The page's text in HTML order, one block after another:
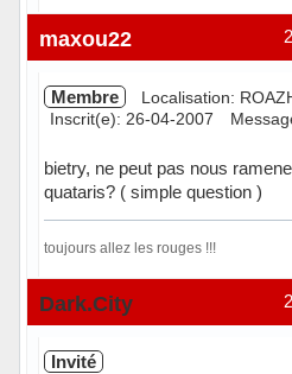
Hors ligne
maxou22
Membre
Localisation:
Inscrit(e): 26-04-2007
bietry, ne peut pas nous
quataris? ( simple question )
toujours allez les rouges !!!
Hors ligne
Dark.City
Invité